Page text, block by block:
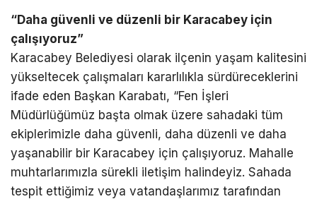
“Daha güvenli ve düzenli bir Karacabey için
çalışıyoruz”
Karacabey Belediyesi olarak ilçenin yaşam kalitesini
yükseltecek çalışmaları kararlılıkla sürdüreceklerini
ifade eden Başkan Karabatı, “Fen İşleri
Müdürlüğümüz başta olmak üzere sahadaki tüm
ekiplerimizle daha güvenli, daha düzenli ve daha
yaşanabilir bir Karacabey için çalışıyoruz. Mahalle
muhtarlarımızla sürekli iletişim halindeyiz. Sahada
tespit ettiğimiz veya vatandaşlarımız tarafından